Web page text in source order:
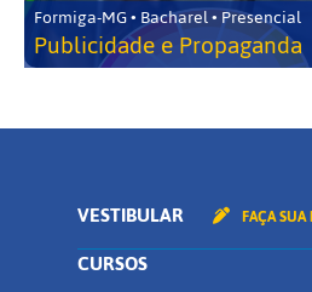
Formiga-MG • Bacharel • Presencial
Publicidade e Propaganda
VESTIBULAR FAÇA
CURSOS